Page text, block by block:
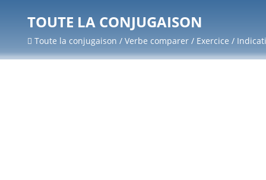
TOUTE LA CONJUGAISON
Toute la conjugaison / Verbe comparer / Exercice /